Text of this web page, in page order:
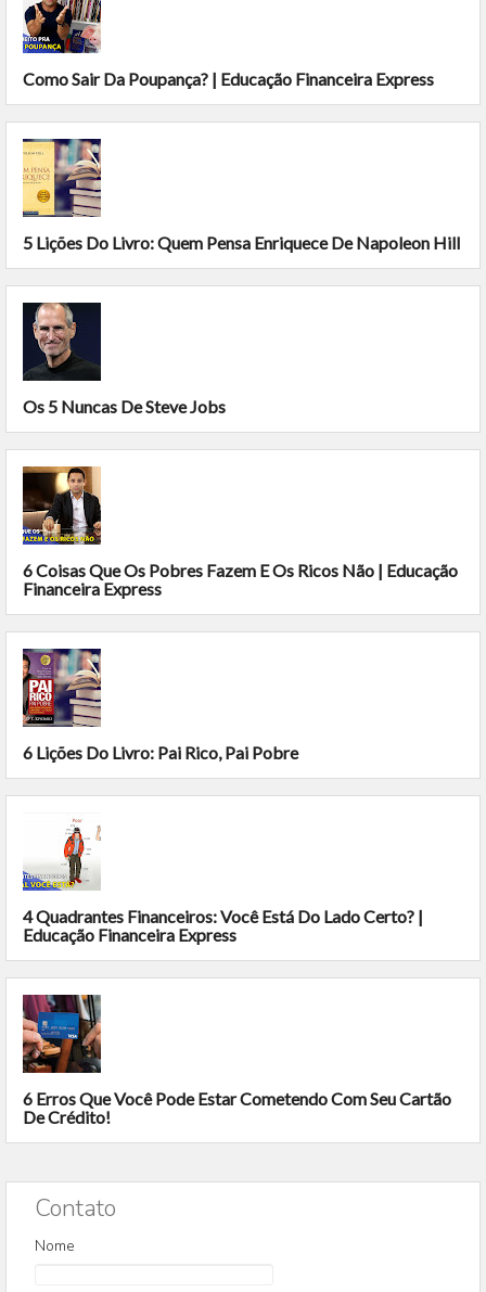
Como Sair Da Poupança? | Educação Financeira Express
5 Lições Do Livro: Quem Pensa Enriquece De Napoleon Hill
Os 5 Nuncas De Steve Jobs
6 Coisas Que Os Pobres Fazem E Os Ricos Não | Educação
Financeira Express
6 Lições Do Livro: Pai Rico, Pai Pobre
4 Quadrantes Financeiros: Você Está Do Lado Certo? |
Educação Financeira Express
6 Erros Que Você Pode Estar Cometendo Com Seu Cartão
De Crédito!
Contato
Nome